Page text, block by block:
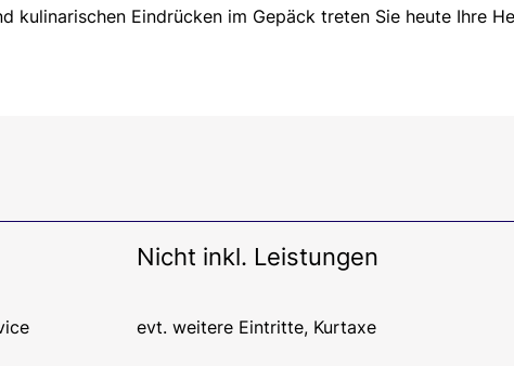
kulinarischen Eindrücken im Gepäck treten Sie heute Ihre
Nicht inkl. Leistungen
evt. weitere Eintritte, Kurtaxe